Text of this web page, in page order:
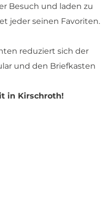
Besuch und laden zu
jeder seinen Favoriten.
reduziert sich der
und den Briefkasten
in Kirschroth!